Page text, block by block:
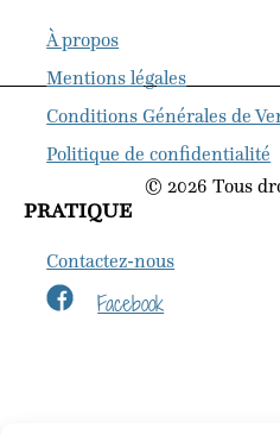
À propos
Mentions légales
Conditions Générales de
Politique de confidentialité
PRATIQUE
Contactez-nous
Facebook
© 2026 Tous